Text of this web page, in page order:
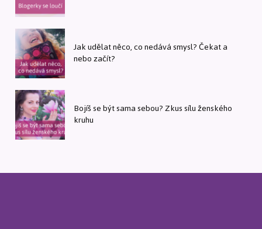
Jak udělat něco, co nedává smysl? Čekat a
nebo začít?
Bojíš se být sama sebou? Zkus sílu ženského
kruhu